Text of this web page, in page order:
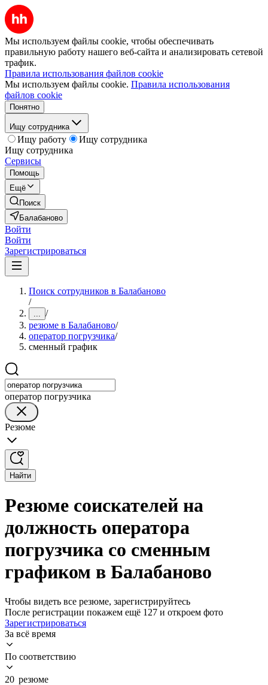
Мы используем файлы cookie, чтобы обеспечивать
правильную работу нашего веб-сайта и анализировать сетевой
трафик.
Правила использования файлов cookie
Мы используем файлы cookie. Правила использования
файлов cookie
Понятно
Ищу сотрудника
Ищу работу
Ищу сотрудника
Ищу сотрудника
Сервисы
Помощь
Ещё
Поиск
Балабаново
Войти
Войти
Зарегистрироваться
Поиск сотрудников в Балабаново
/
... /
резюме в Балабаново/
оператор погрузчика/
сменный график
оператор погрузчика
Резюме
Найти
Резюме соискателей на
должность оператора
погрузчика со сменным
графиком в Балабаново
Чтобы видеть все резюме, зарегистрируйтесь
После регистрации покажем ещё 127 и откроем фото
Зарегистрироваться
За всё время
По соответствию
20 резюме